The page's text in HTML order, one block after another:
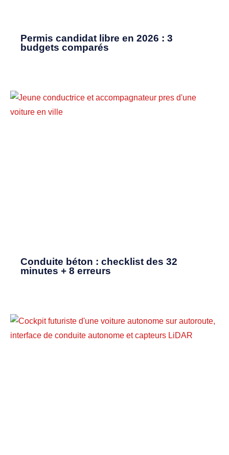
Permis candidat libre en 2026 : 3
budgets comparés
Conduite béton : checklist des 32
minutes + 8 erreurs